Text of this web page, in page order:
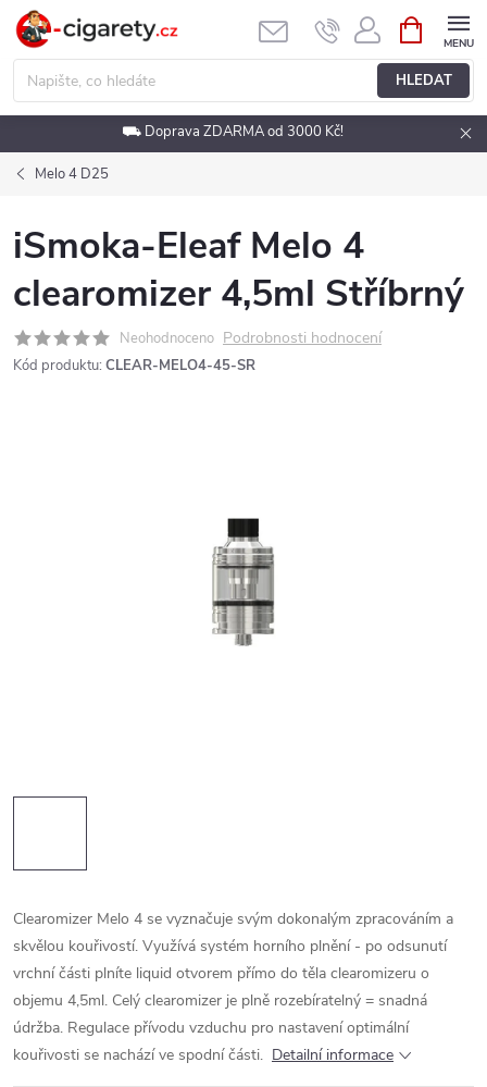
Přejít
obsah
HLEDAT
NÁKUPNÍ
KOŠÍK
⛟ Doprava ZDARMA od 3000 Kč!
Melo 4 D25
iSmoka-Eleaf Melo 4
clearomizer 4,5ml Stříbrný
Neohodnoceno Podrobnosti hodnocení
Kód produktu: CLEAR-MELO4-45-SR
Clearomizer Melo 4 se vyznačuje svým dokonalým zpracováním a
skvělou kouřivostí. Využívá systém horního plnění - po odsunutí
vrchní části plníte liquid otvorem přímo do těla clearomizeru o
objemu 4,5ml. Celý clearomizer je plně rozebíratelný = snadná
údržba. Regulace přívodu vzduchu pro nastavení optimální
kouřivosti se nachází ve spodní části. Detailní informace